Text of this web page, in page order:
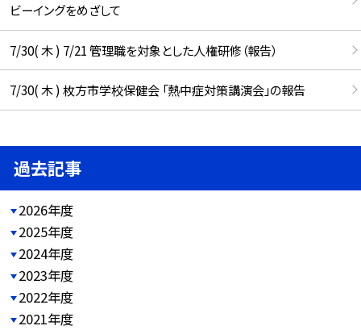
ビーイングをめざして
7/30( 木 ) 7/21 管理職を対象とした人権研修（報告）
7/30( 木 ) 枚方市学校保健会 「熱中症対策講演会」の報告
過去記事
2026年度
2025年度
2024年度
2023年度
2022年度
2021年度